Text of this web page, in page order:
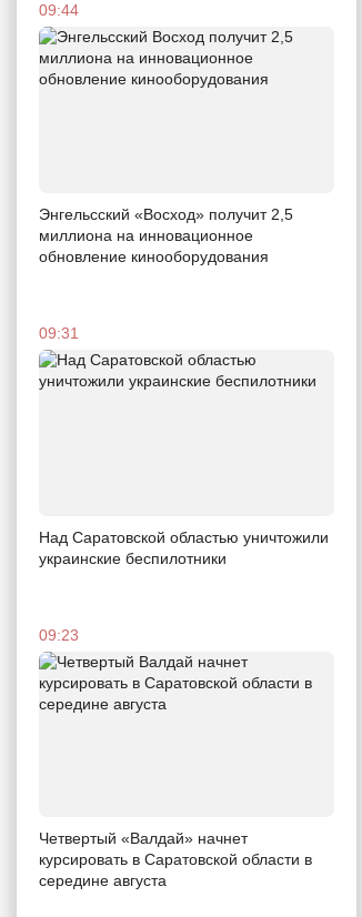
09:44
Энгельсский «Восход» получит 2,5
миллиона на инновационное
обновление кинооборудования
09:31
Над Саратовской областью уничтожили
украинские беспилотники
09:23
Четвертый «Валдай» начнет
курсировать в Саратовской области в
середине августа